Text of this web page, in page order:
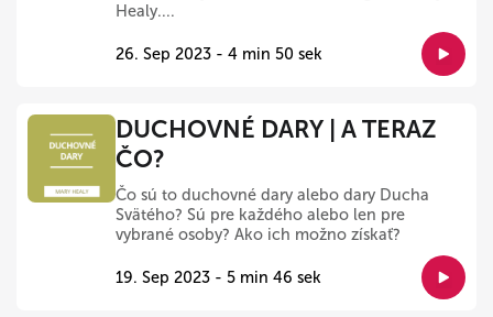
Healy....
26. Sep 2023 - 4 min 50 sek
DUCHOVNÉ DARY | A TERAZ
ČO?
Čo sú to duchovné dary alebo dary Ducha
Svätého? Sú pre každého alebo len pre
vybrané osoby? Ako ich možno získať?
19. Sep 2023 - 5 min 46 sek